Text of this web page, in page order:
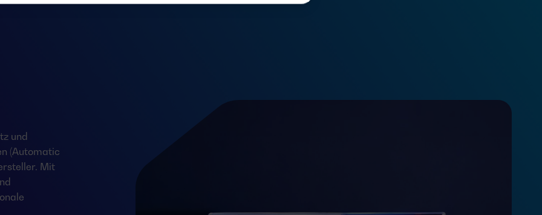
und
(Automatic
Mit